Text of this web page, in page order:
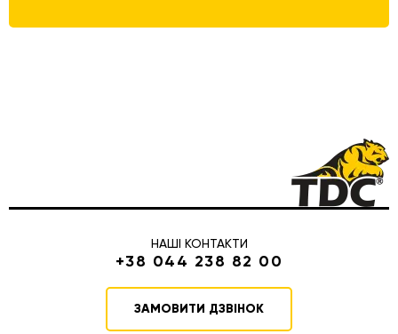
НАШІ КОНТАКТИ
+38 044 238 82 00
ЗАМОВИТИ ДЗВІНОК